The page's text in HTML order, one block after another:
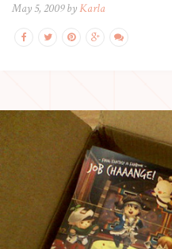
May 5, 2009 byKarla